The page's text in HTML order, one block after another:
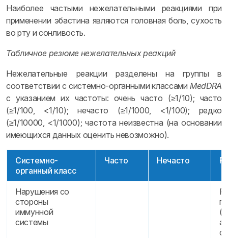
Наиболее частыми нежелательными реакциями при
применении эбастина являются головная боль, сухость
во рту и сонливость.
Табличное резюме нежелательных реакций
Нежелательные реакции разделены на группы в
соответствии с системно-органными классами MedDRA
с указанием их частоты: очень часто (≥1/10); часто
(≥1/100, <1/10); нечасто (≥1/1000, <1/100); редко
(≥1/10000, <1/1000); частота неизвестна (на основании
имеющихся данных оценить невозможно).
Системно-
органный класс
Часто Нечасто
Нарушения со
стороны
иммунной
системы